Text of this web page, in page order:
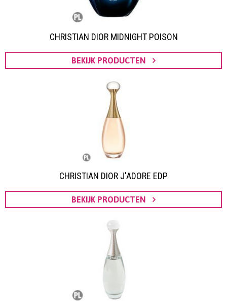
CHRISTIAN DIOR MIDNIGHT POISON
BEKIJK PRODUCTEN
CHRISTIAN DIOR J'ADORE EDP
BEKIJK PRODUCTEN